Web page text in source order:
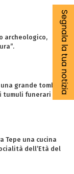
archeologico,
grande tomba
tumuli funerari del
Tepe una cucina
dell’Età del
Segnala la tua notizia